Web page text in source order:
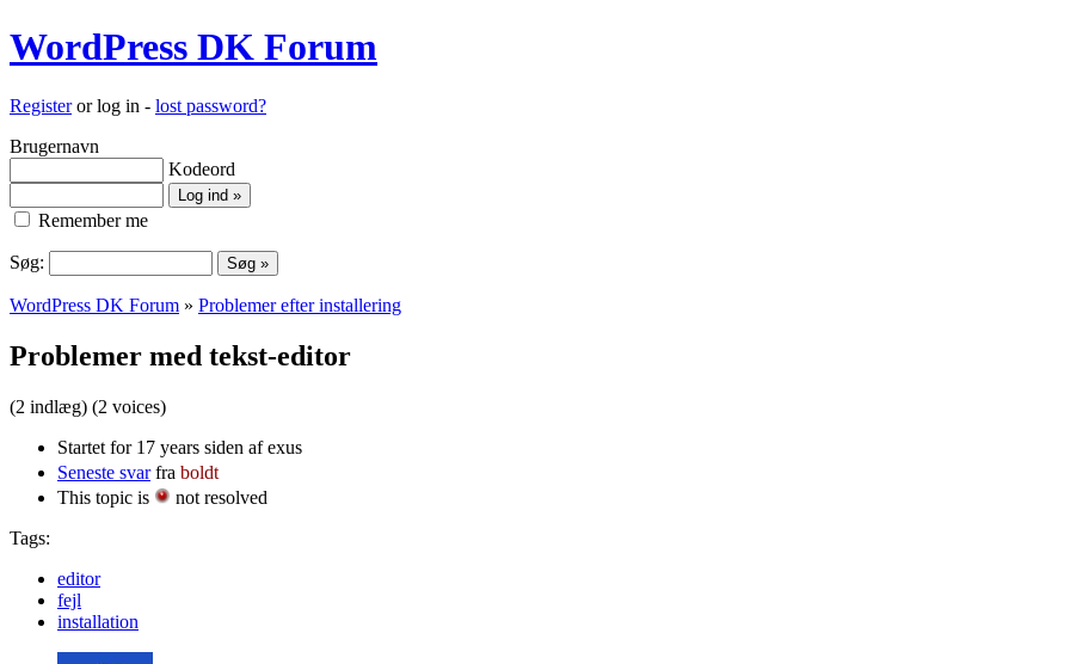
WordPress DK Forum
Registeror log in - lost password?
Brugernavn
Kodeord
Remember me
Søg:
WordPress DK Forum » Problemer efter installering
Problemer med tekst-editor
(2 indlæg) (2 voices)
Startet for 17 years siden af exus
Seneste svarfra boldt
This topic is
not resolved
Tags:
editor
fejl
installation